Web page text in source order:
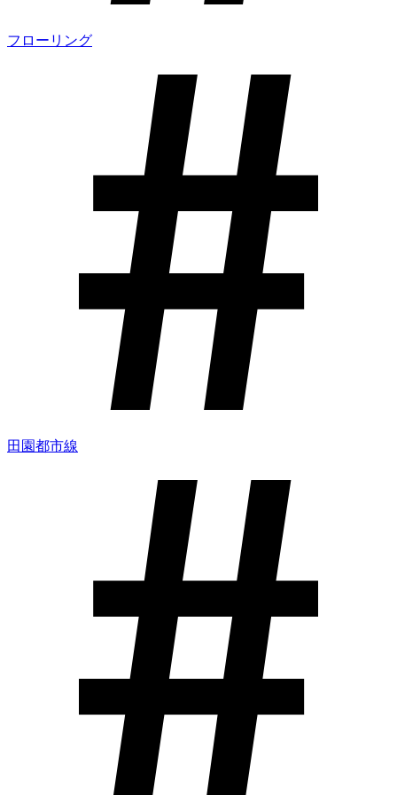
フローリング
田園都市線